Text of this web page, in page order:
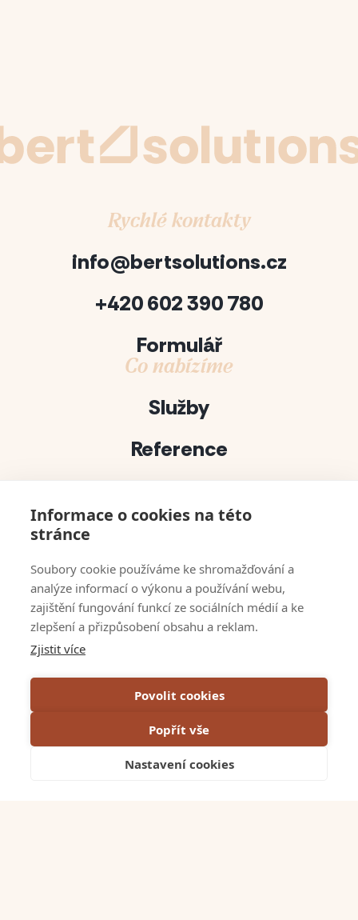
Informace o cookies na této
stránce
Soubory cookie používáme ke shromažďování a
analýze informací o výkonu a používání webu,
zajištění fungování funkcí ze sociálních médií a ke
zlepšení a přizpůsobení obsahu a reklam.
Zjistit více
Povolit cookies
Popřít vše
Nastavení cookies
Rychlé kontakty
info@bertsolutions.cz
+420 602 390 780
Formulář
Co nabízíme
Služby
Reference
Kontakty
Napsali o nás
VOP
GDPR & Cookies
Projekty EU